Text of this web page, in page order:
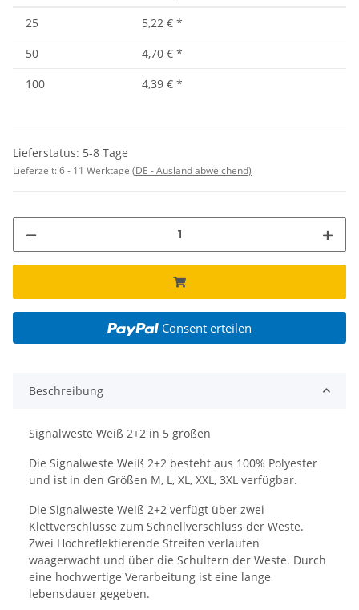
25 5,22 € *
50
4,70 € *
100
4,39 € *
Lieferstatus: 5-8 Tage
Lieferzeit:6 - 11 Werktage (DE - Ausland abweichend)
Consent erteilen
Beschreibung
Signalweste Weiß 2+2 in 5 größen
Die Signalweste Weiß 2+2 besteht aus 100% Polyester
und ist in den Größen M, L, XL, XXL, 3XL verfügbar.
Die Signalweste Weiß 2+2 verfügt über zwei
Klettverschlüsse zum Schnellverschluss der Weste.
Zwei Hochreflektierende Streifen verlaufen
waagerwacht und über die Schultern der Weste. Durch
eine hochwertige Verarbeitung ist eine lange
lebensdauer gegeben.